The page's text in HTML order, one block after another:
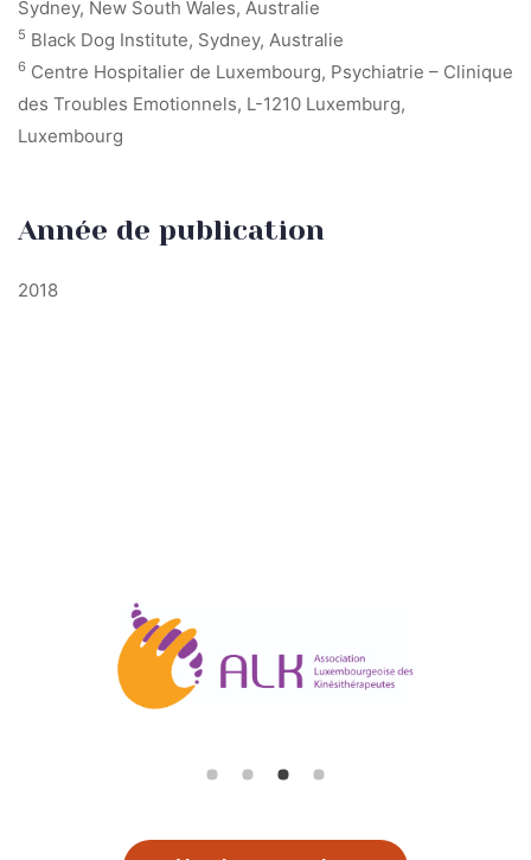
Sydney, New South Wales, Australie
5 Black Dog Institute, Sydney, Australie
6 Centre Hospitalier de Luxembourg, Psychiatrie – Clinique
des Troubles Emotionnels, L-1210 Luxemburg,
Luxembourg
Année de publication
2018